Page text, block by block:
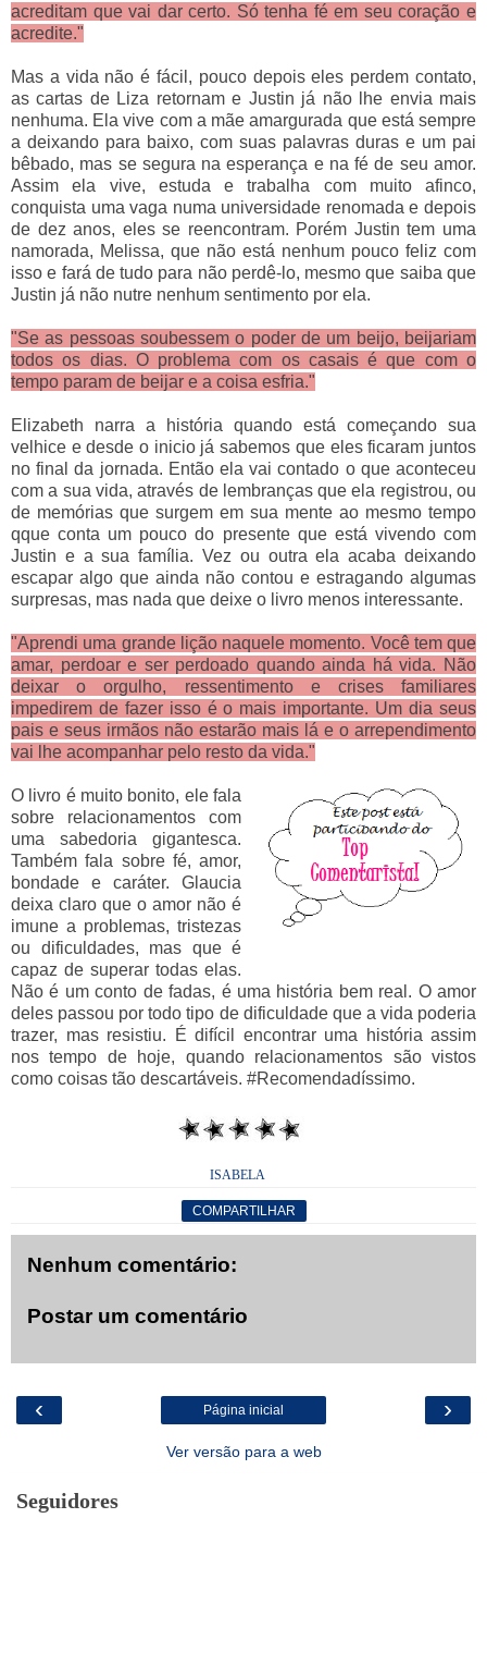
acreditam que vai dar certo. Só tenha fé em seu coração e
acredite."
Mas a vida não é fácil, pouco depois eles perdem contato,
as cartas de Liza retornam e Justin já não lhe envia mais
nenhuma. Ela vive com a mãe amargurada que está sempre
a deixando para baixo, com suas palavras duras e um pai
bêbado, mas se segura na esperança e na fé de seu amor.
Assim ela vive, estuda e trabalha com muito afinco,
conquista uma vaga numa universidade renomada e depois
de dez anos, eles se reencontram. Porém Justin tem uma
namorada, Melissa, que não está nenhum pouco feliz com
isso e fará de tudo para não perdê-lo, mesmo que saiba que
Justin já não nutre nenhum sentimento por ela.
"Se as pessoas soubessem o poder de um beijo, beijariam
todos os dias. O problema com os casais é que com o
tempo param de beijar e a coisa esfria."
Elizabeth narra a história quando está começando sua
velhice e desde o inicio já sabemos que eles ficaram juntos
no final da jornada. Então ela vai contado o que aconteceu
com a sua vida, através de lembranças que ela registrou, ou
de memórias que surgem em sua mente ao mesmo tempo
qque conta um pouco do presente que está vivendo com
Justin e a sua família. Vez ou outra ela acaba deixando
escapar algo que ainda não contou e estragando algumas
surpresas, mas nada que deixe o livro menos interessante.
"Aprendi uma grande lição naquele momento. Você tem que
amar, perdoar e ser perdoado quando ainda há vida. Não
deixar o orgulho, ressentimento e crises familiares
impedirem de fazer isso é o mais importante. Um dia seus
pais e seus irmãos não estarão mais lá e o arrependimento
vai lhe acompanhar pelo resto da vida."
O livro é muito bonito, ele fala
sobre relacionamentos com
uma sabedoria gigantesca.
Também fala sobre fé, amor,
bondade e caráter. Glaucia
deixa claro que o amor não é
imune a problemas, tristezas
ou dificuldades, mas que é
capaz de superar todas elas.
Não é um conto de fadas, é uma história bem real. O amor
deles passou por todo tipo de dificuldade que a vida poderia
trazer, mas resistiu. É difícil encontrar uma história assim
nos tempo de hoje, quando relacionamentos são vistos
como coisas tão descartáveis. #Recomendadíssimo.
ISABELA
COMPARTILHAR
Nenhum comentário:
Postar um comentário
‹ ›
Página inicial
Ver versão para a web
Seguidores